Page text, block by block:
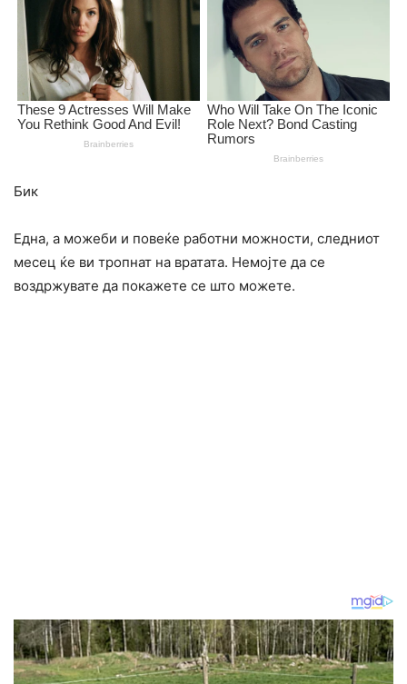
Бик​
Една, а можеби и повеќе работни можности, следниот
месец ќе ви тропнат на вратата. Немојте да се
воздржувате да покажете се што можете.